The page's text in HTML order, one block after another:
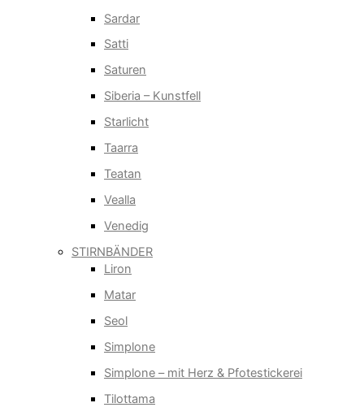
Sardar
Satti
Saturen
Siberia – Kunstfell
Starlicht
Taarra
Teatan
Vealla
Venedig
STIRNBÄNDER
Liron
Matar
Seol
Simplone
Simplone – mit Herz & Pfotestickerei
Tilottama